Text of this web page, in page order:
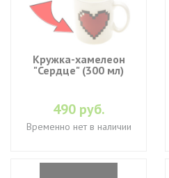
Кружка-хамелеон
"Сердце" (300 мл)
490 руб.
Временно нет в наличии